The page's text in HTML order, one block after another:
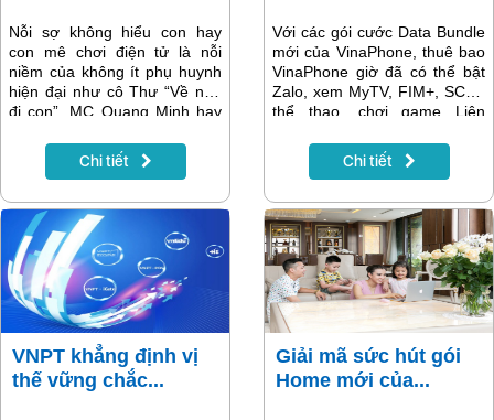
Nỗi sợ không hiểu con hay
con mê chơi điện tử là nỗi
niềm của không ít phụ huynh
hiện đại như cô Thư “Về nhà
đi con”, MC Quang Minh hay
vì cấm đoán, nhiều người
chọn giải pháp dung hòa cùng
của con sau khi lắp đặt gói
cước VNPT HOME tích hợp
đủ 3 dịch vụ.
Chi tiết
Với các gói cước Data Bundle
mới của VinaPhone, thuê bao
VinaPhone giờ đã có thể bật
Zalo, xem MyTV, FIM+, SCTV
thể thao, chơi game Liên
3G/4G. Người dùng còn có
thêm 4GB – 6GB tốc độ cao
79.000đ.
Chi tiết
VNPT khẳng định vị
thế vững chắc...
Giải mã sức hút gói
Home mới của...